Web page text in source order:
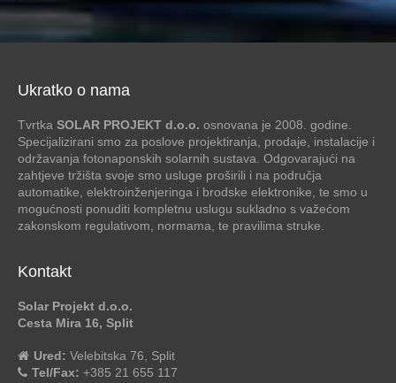
Ukratko o nama
Tvrtka SOLAR PROJEKT d.o.o. osnovana je 2008. godine.
Specijalizirani smo za poslove projektiranja, prodaje, instalacije i
održavanja fotonaponskih solarnih sustava. Odgovarajući na
zahtjeve tržišta svoje smo usluge proširili i na područja
automatike, elektroinženjeringa i brodske elektronike, te smo u
mogućnosti ponuditi kompletnu uslugu sukladno s važećom
zakonskom regulativom, normama, te pravilima struke.
Kontakt
Solar Projekt d.o.o.
Cesta Mira 16, Split
Ured: Velebitska 76, Split
Tel/Fax: +385 21 655 117